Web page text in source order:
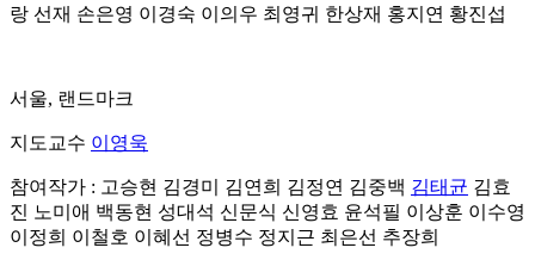
랑 선재 손은영 이경숙 이의우 최영귀 한상재 홍지연 황진섭
서울, 랜드마크
지도교수 이영욱
참여작가 : 고승현 김경미 김연희 김정연 김중백 김태균 김효
진 노미애 백동현 성대석 신문식 신영효 윤석필 이상훈 이수영
이정희 이철호 이혜선 정병수 정지근 최은선 추장희